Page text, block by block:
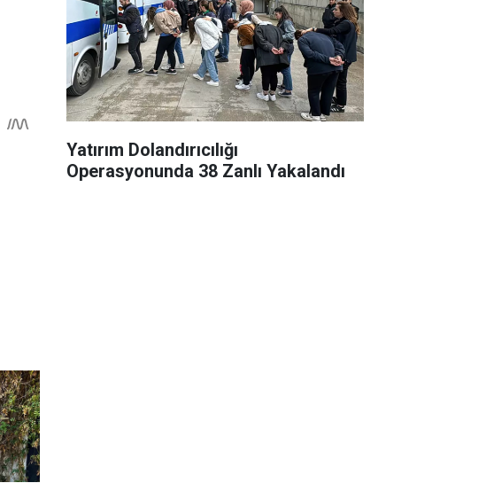
Yatırım Dolandırıcılığı
Operasyonunda 38 Zanlı Yakalandı